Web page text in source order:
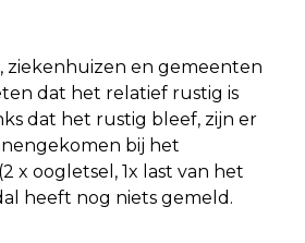
ziekenhuizen en gemeenten
dat het relatief rustig is
dat het rustig bleef, zijn er
bij het
x oogletsel, 1x last van het
heeft nog niets gemeld.